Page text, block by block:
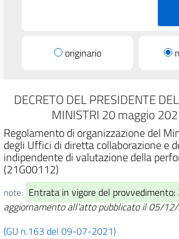
originario
DECRETO DEL PRESIDENTE
MINISTRI 20 maggio
Regolamento di organizzazione del
degli Uffici di diretta collaborazione e
indipendente di valutazione della
(21G00112)
note: Entrata in vigore del
aggiornamento all'atto pubblicato il 05/
(GU n.163 del 09-07-2021)